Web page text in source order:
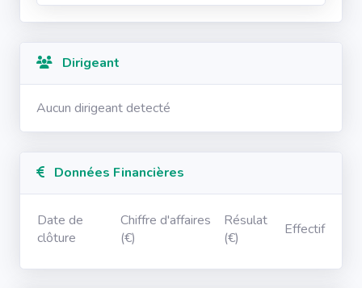
Dirigeant
Aucun dirigeant detecté
Données Financières
Date de
clôture
Chiffre d'affaires
(€)
Résulat
(€)
Effectif